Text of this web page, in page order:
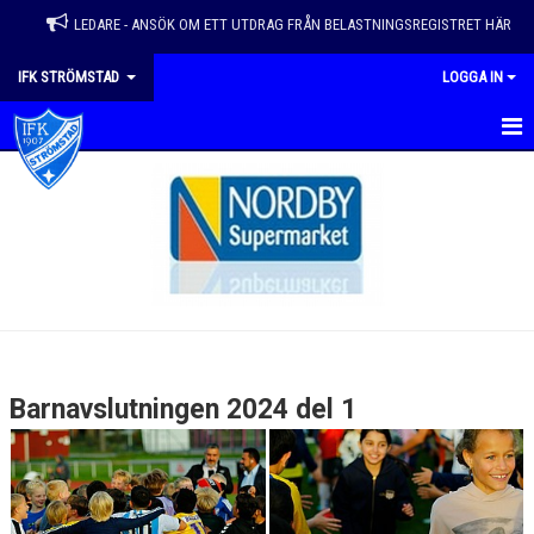
LEDARE - ANSÖK OM ETT UTDRAG FRÅN BELASTNINGSREGISTRET HÄR
IFK STRÖMSTAD LOGGA IN
HEM
EVENEMANG & ÅRSHJUL
OM FÖRENINGEN
Barnavslutningen 2024 del 1